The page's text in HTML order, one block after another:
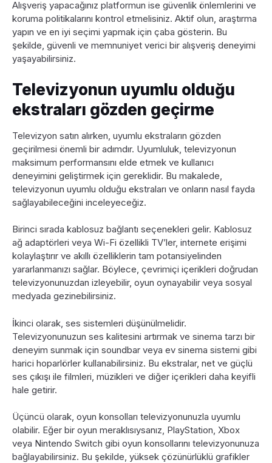
Alışveriş yapacağınız platformun ise güvenlik önlemlerini ve
koruma politikalarını kontrol etmelisiniz. Aktif olun, araştırma
yapın ve en iyi seçimi yapmak için çaba gösterin. Bu
şekilde, güvenli ve memnuniyet verici bir alışveriş deneyimi
yaşayabilirsiniz.
Televizyonun uyumlu olduğu
ekstraları gözden geçirme
Televizyon satın alırken, uyumlu ekstraların gözden
geçirilmesi önemli bir adımdır. Uyumluluk, televizyonun
maksimum performansını elde etmek ve kullanıcı
deneyimini geliştirmek için gereklidir. Bu makalede,
televizyonun uyumlu olduğu ekstraları ve onların nasıl fayda
sağlayabileceğini inceleyeceğiz.
Birinci sırada kablosuz bağlantı seçenekleri gelir. Kablosuz
ağ adaptörleri veya Wi-Fi özellikli TV’ler, internete erişimi
kolaylaştırır ve akıllı özelliklerin tam potansiyelinden
yararlanmanızı sağlar. Böylece, çevrimiçi içerikleri doğrudan
televizyonunuzdan izleyebilir, oyun oynayabilir veya sosyal
medyada gezinebilirsiniz.
İkinci olarak, ses sistemleri düşünülmelidir.
Televizyonunuzun ses kalitesini artırmak ve sinema tarzı bir
deneyim sunmak için soundbar veya ev sinema sistemi gibi
harici hoparlörler kullanabilirsiniz. Bu ekstralar, net ve güçlü
ses çıkışı ile filmleri, müzikleri ve diğer içerikleri daha keyifli
hale getirir.
Üçüncü olarak, oyun konsolları televizyonunuzla uyumlu
olabilir. Eğer bir oyun meraklısıysanız, PlayStation, Xbox
veya Nintendo Switch gibi oyun konsollarını televizyonunuza
bağlayabilirsiniz. Bu şekilde, yüksek çözünürlüklü grafikler